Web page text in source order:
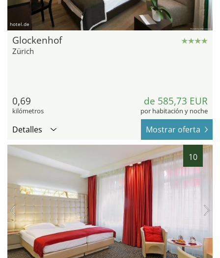
hotel.de
Glockenhof
Zürich
0,69
kilómetros
de 585,73 EUR
por habitación y noche
Detalles Mostrar oferta
10